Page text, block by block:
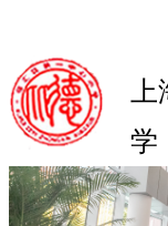
学